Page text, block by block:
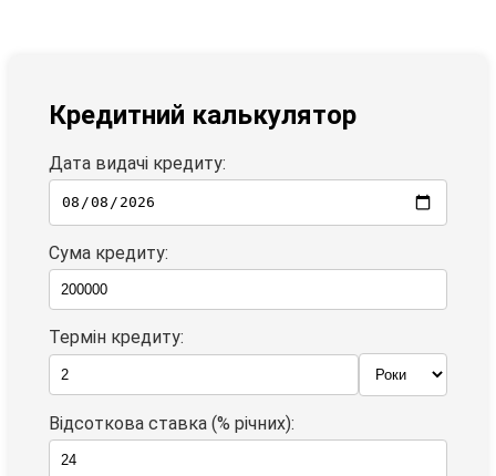
Кредитний калькулятор
Дата видачі кредиту:
Сума кредиту:
Термін кредиту:
Відсоткова ставка (% річних):